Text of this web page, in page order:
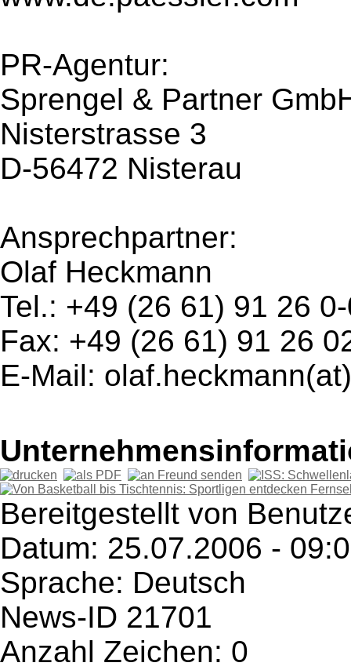
PR-Agentur:
Sprengel & Partner
Nisterstrasse 3
D-56472 Nisterau
Ansprechpartner:
Olaf Heckmann
Tel.: +49 (26 61) 91 26
Fax: +49 (26 61) 91 26
E-Mail:
Bereitgestellt von
Datum: 25.07.2006 -
Sprache: Deutsch
News-ID 21701
Anzahl Zeichen: 0